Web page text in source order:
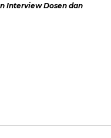
Interview Dosen dan